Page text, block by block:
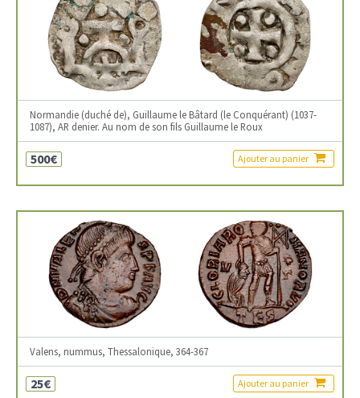
Normandie (duché de), Guillaume le Bâtard (le Conquérant) (1037-
1087), AR denier. Au nom de son fils Guillaume le Roux
500€ Ajouter au panier
Valens, nummus, Thessalonique, 364-367
25€ Ajouter au panier